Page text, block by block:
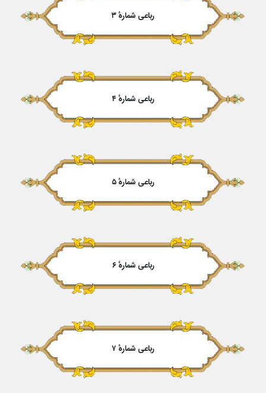
رباعی شمارهٔ ۳
رباعی شمارهٔ ۴
رباعی شمارهٔ ۵
رباعی شمارهٔ ۶
رباعی شمارهٔ ۷